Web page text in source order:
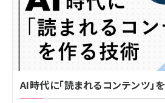
AI時代に「読まれるコンテンツ」